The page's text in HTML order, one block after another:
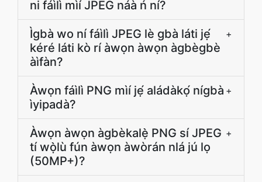
ni fáìlì mìí JPEG náà ń ní?
Ìgbà wo ní fáìlì JPEG lè gbà láti jẹ́
kéré láti kò rí àwọn àwọn àgbègbè
àìfàn?
+
Àwọn fáìlì PNG mìí jẹ́ aládàkọ́ nígbà
ìyipadà?
+
Àwọn àwọn àgbèkalẹ̀ PNG sí JPEG
tí wọ̀lù fún àwọn àwòrán nlá jú lọ
(50MP+)?
+